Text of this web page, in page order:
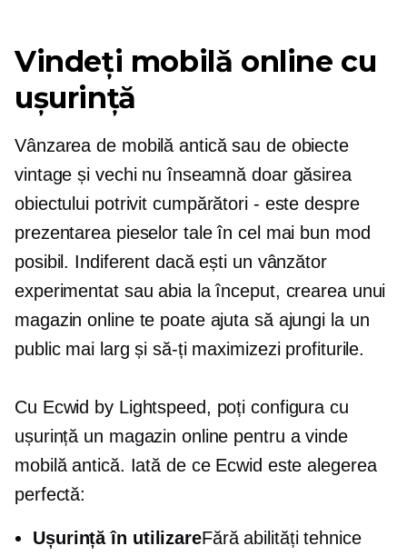
Vindeți mobilă online cu
ușurință
Vânzarea de mobilă antică sau de obiecte
vintage și vechi nu înseamnă doar găsirea
obiectului potrivit cumpărători - este despre
prezentarea pieselor tale în cel mai bun mod
posibil. Indiferent dacă ești un vânzător
experimentat sau abia la început, crearea unui
magazin online te poate ajuta să ajungi la un
public mai larg și să-ți maximizezi profiturile.
Cu Ecwid by Lightspeed, poți configura cu
ușurință un magazin online pentru a vinde
mobilă antică. Iată de ce Ecwid este alegerea
perfectă:
Ușurință în utilizareFără abilități tehnice